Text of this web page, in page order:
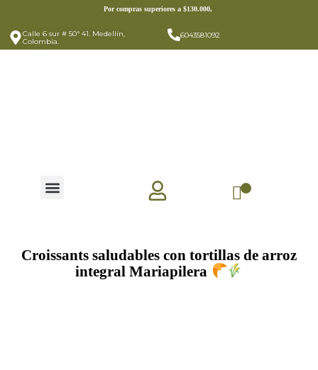
https://mariapilera.com/Por compras superiores a $130.000,
Calle 6 sur # 50ª 41. Medellín,
Colombia.
6043581092
Croissants saludables con tortillas de arroz
integral Mariapilera